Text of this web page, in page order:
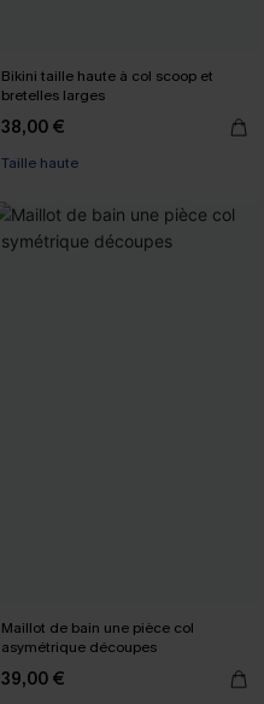
Bikini taille haute à col scoop et
bretelles larges
38,00 €
Taille haute
Maillot de bain une pièce col
asymétrique découpes
39,00 €